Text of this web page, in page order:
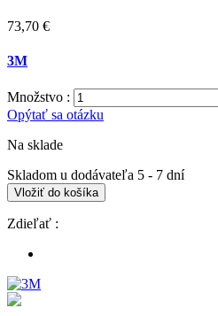
73,70 €
3M
Množstvo :
Opýtať sa otázku
Na sklade
Skladom u dodávateľa 5 - 7 dní
Vložiť do košíka
Zdieľať :